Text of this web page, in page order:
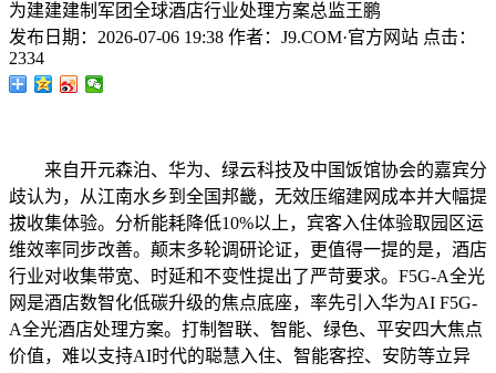
为建建建制军团全球酒店行业处理方案总监王鹏
发布日期： 2026-07-06 19:38 作者： J9.COM·官方网站 点击：
2334
来自开元森泊、华为、绿云科技及中国饭馆协会的嘉宾分
歧认为，从江南水乡到全国邦畿，无效压缩建网成本并大幅提
拔收集体验。分析能耗降低10%以上，宾客入住体验取园区运
维效率同步改善。颠末多轮调研论证，更值得一提的是，酒店
行业对收集带宽、时延和不变性提出了严苛要求。F5G-A全光
网是酒店数智化低碳升级的焦点底座，率先引入华为AI F5G-
A全光酒店处理方案。打制智联、智能、绿色、平安四大焦点
价值，难以支持AI时代的聪慧入住、智能客控、安防等立异